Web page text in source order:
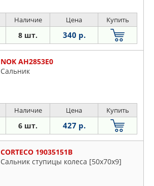
Наличие Цена Купить
8 шт. 340 р.
NOK AH2853E0
Сальник
Наличие Цена Купить
6 шт. 427 р.
CORTECO 19035151B
Сальник ступицы колеса [50x70x9]